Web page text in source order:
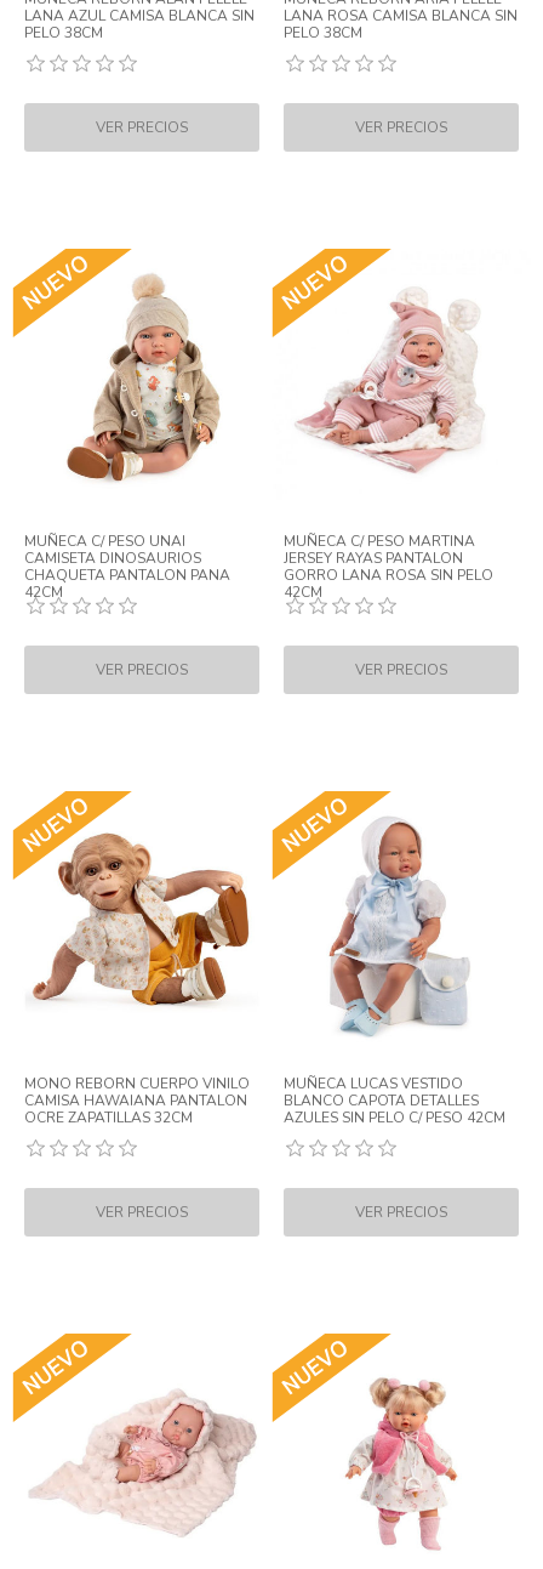
LANA AZUL CAMISA BLANCA SIN
PELO 38CM
LANA ROSA CAMISA BLANCA SIN
PELO 38CM
MUÑECA C/ PESO UNAI
CAMISETA DINOSAURIOS
CHAQUETA PANTALON PANA
42CM
MUÑECA C/ PESO MARTINA
JERSEY RAYAS PANTALON
GORRO LANA ROSA SIN PELO
42CM
MONO REBORN CUERPO VINILO
CAMISA HAWAIANA PANTALON
OCRE ZAPATILLAS 32CM
MUÑECA LUCAS VESTIDO
BLANCO CAPOTA DETALLES
AZULES SIN PELO C/ PESO 42CM